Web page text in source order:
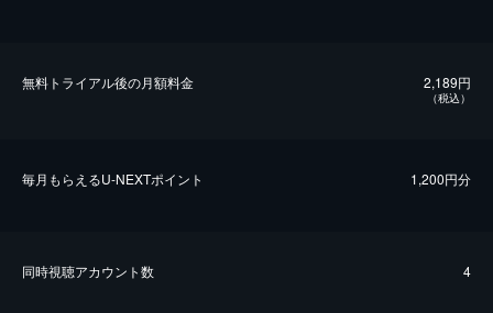
無料トライアル後の⽉額料金 2,189円
（税込）
毎⽉もらえるU-NEXTポイント 1,200円分
同時視聴アカウント数 4